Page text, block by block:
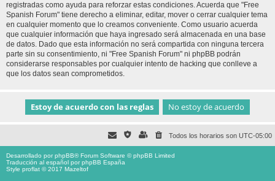
registradas como ayuda para reforzar estas condiciones. Acuerda que "Free
Spanish Forum" tiene derecho a eliminar, editar, mover o cerrar cualquier tema
en cualquier momento que lo creamos conveniente. Como usuario acuerda
que cualquier información que haya ingresado será almacenada en una base
de datos. Dado que esta información no será compartida con ninguna tercera
parte sin su consentimiento, ni "Free Spanish Forum" ni phpBB podrán
considerarse responsables por cualquier intento de hacking que conlleve a
que los datos sean comprometidos.
Todos los horarios son UTC-05:00
Desarrollado porphpBB® Forum Software © phpBB Limited
Traducción al español porphpBB España
Style proflat © 2017 Mazeltof